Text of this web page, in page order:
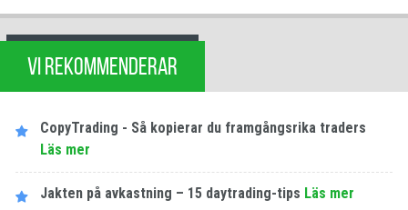
VI REKOMMENDERAR
CopyTrading - Så kopierar du framgångsrika traders
Läs mer
Jakten på avkastning – 15 daytrading-tips Läs mer